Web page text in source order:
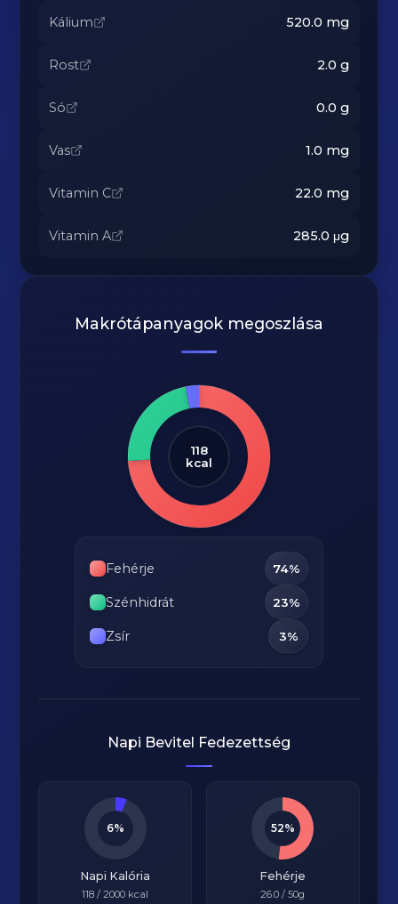
Kálium 520.0 mg
Rost 2.0 g
Só 0.0 g
Vas 1.0 mg
Vitamin C 22.0 mg
Vitamin A 285.0 μg
Makrótápanyagok megoszlása
118
kcal
Fehérje 74%
Szénhidrát 23%
Zsír 3%
Napi Bevitel Fedezettség
6%
Napi Kalória
118 /2000 kcal
52%
Fehérje
26.0 / 50g